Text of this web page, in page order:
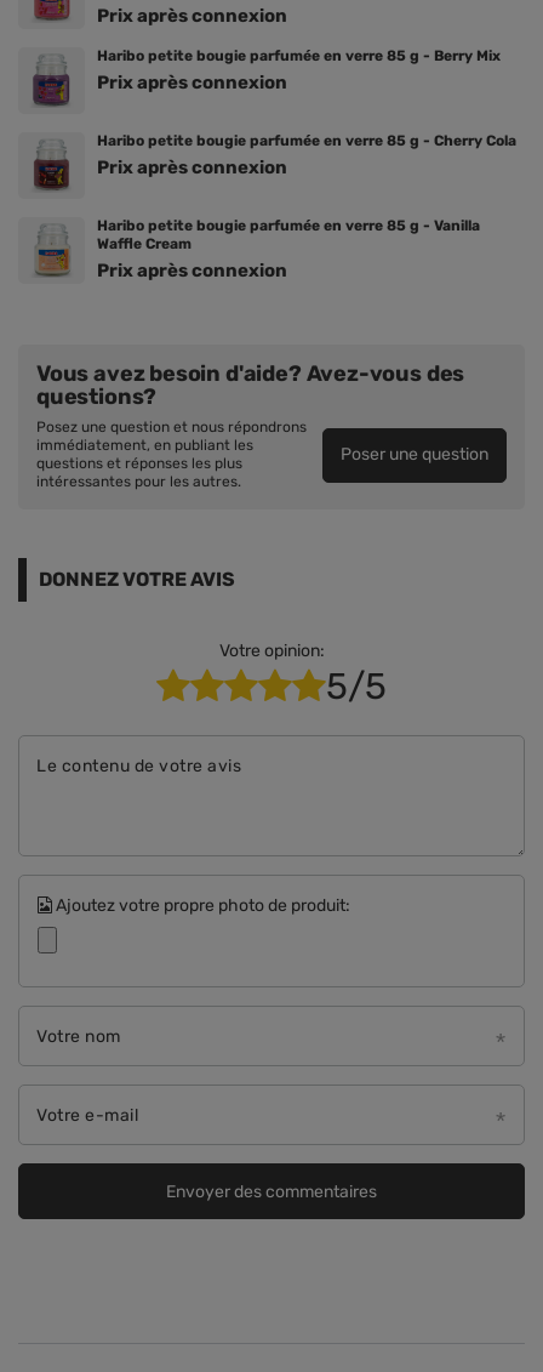
Prix ​​après connexion
Haribo petite bougie parfumée en verre 85 g - Berry Mix
Prix ​​après connexion
Haribo petite bougie parfumée en verre 85 g - Cherry Cola
Prix ​​après connexion
Haribo petite bougie parfumée en verre 85 g - Vanilla
Waffle Cream
Prix ​​après connexion
Vous avez besoin d'aide? Avez-vous des
questions?
Posez une question et nous répondrons
immédiatement, en publiant les
questions et réponses les plus
intéressantes pour les autres.
Poser une question
DONNEZ VOTRE AVIS
Votre opinion:
5/5
Le contenu de votre avis
Ajoutez votre propre photo de produit:
Votre nom
Votre e-mail
Envoyer des commentaires